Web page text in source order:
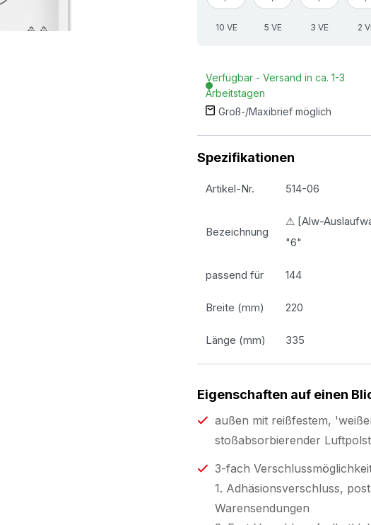
10 VE 5 VE 3 VE 2
Verfügbar - Versand in ca. 1-3
Arbeitstagen
Groß-/Maxibrief möglich
Spezifikationen
Artikel-Nr. 514-06
Bezeichnung
⚠ [Alw-
"6"
passend für 144
Breite (mm) 220
Länge (mm) 335
Eigenschaften auf einen
außen mit reißfestem,
stoßabsorbierender
3-fach
1. Adhäsionsverschluss,
Warensendungen